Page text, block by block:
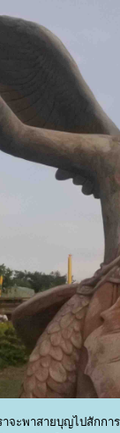
จะพาสายบุญไปสักกา